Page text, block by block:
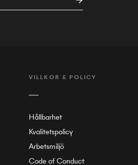
VILLKOR & POLICY
Hållbarhet
Kvalitetspolicy
Arbetsmiljö
Code of Conduct